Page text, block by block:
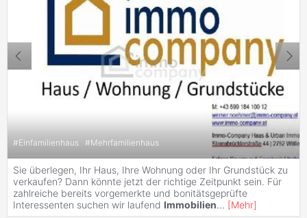
#Einfamilienhaus #Mehrfamilienhaus
Sie überlegen, Ihr Haus, Ihre Wohnung oder Ihr Grundstück zu
verkaufen? Dann könnte jetzt der richtige Zeitpunkt sein. Für
zahlreiche bereits vorgemerkte und bonitätsgeprüfte
Interessenten suchen wir laufend Immobilien... [Mehr]